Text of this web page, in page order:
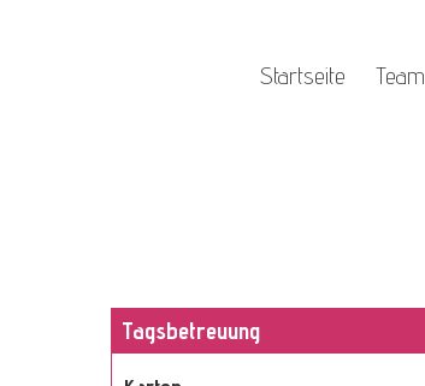
Startseite Team
Tagsbetreuung